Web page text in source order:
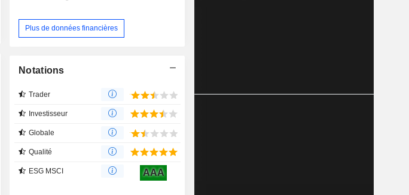
Plus de données financières
Notations
Trader
Investisseur
Globale
Qualité
ESG MSCI AAA